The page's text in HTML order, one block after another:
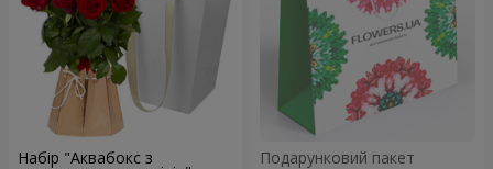
Набір "Аквабокс з Подарунковий пакет